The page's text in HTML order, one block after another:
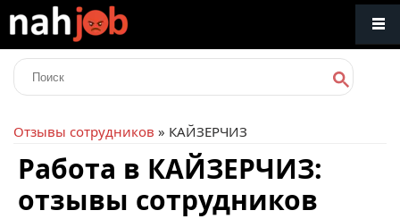
Отзывы сотрудников » КАЙЗЕРЧИЗ
Работа в КАЙЗЕРЧИЗ:
отзывы сотрудников